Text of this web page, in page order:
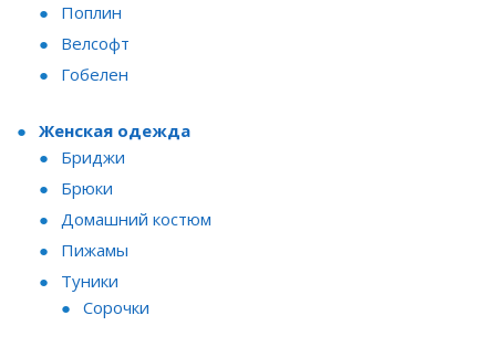
Поплин
Велсофт
Гобелен
Женская одежда
Бриджи
Брюки
Домашний костюм
Пижамы
Туники
Сорочки